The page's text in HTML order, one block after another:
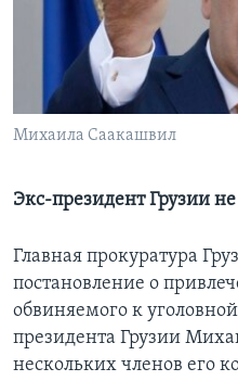
Learning English
СОЦИАЛЬНЫЕ СЕТИ
Языки
Михаила Саакашвил
Экс-президент Грузии
Главная прокуратура
постановление о
обвиняемого к
президента Грузии
нескольких членов его